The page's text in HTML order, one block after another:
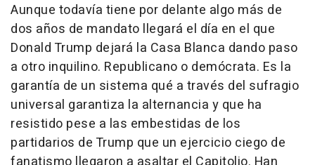
Aunque todavía tiene por delante algo más de
dos años de mandato llegará el día en el que
Donald Trump dejará la Casa Blanca dando paso
a otro inquilino. Republicano o demócrata. Es la
garantía de un sistema qué a través del sufragio
universal garantiza la alternancia y que ha
resistido pese a las embestidas de los
partidarios de Trump que un ejercicio ciego de